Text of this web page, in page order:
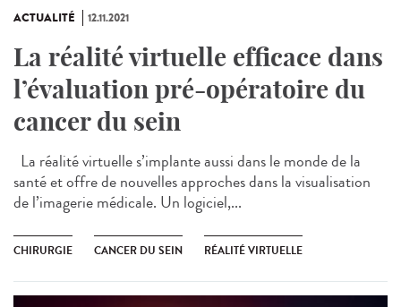
ACTUALITÉ 12.11.2021
La réalité virtuelle efficace dans
l’évaluation pré-opératoire du
cancer du sein
La réalité virtuelle s’implante aussi dans le monde de la
santé et offre de nouvelles approches dans la visualisation
de l’imagerie médicale. Un logiciel,...
CHIRURGIE CANCER DU SEIN RÉALITÉ VIRTUELLE